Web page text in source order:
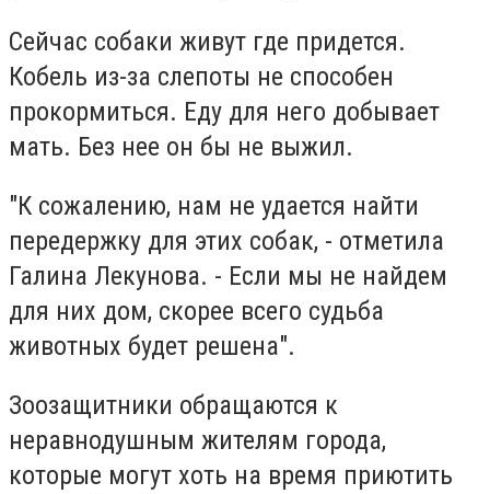
Сейчас собаки живут где придется.
Кобель из-за слепоты не способен
прокормиться. Еду для него добывает
мать. Без нее он бы не выжил.
"К сожалению, нам не удается найти
передержку для этих собак, - отметила
Галина Лекунова. - Если мы не найдем
для них дом, скорее всего судьба
животных будет решена".
Зоозащитники обращаются к
неравнодушным жителям города,
которые могут хоть на время приютить